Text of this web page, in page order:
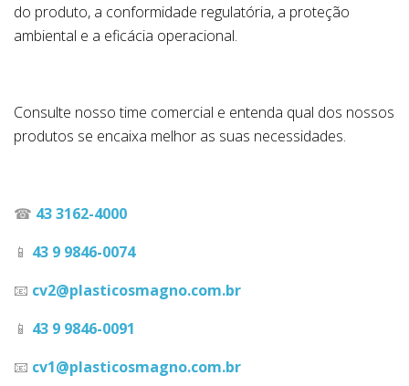
do produto, a conformidade regulatória, a proteção
ambiental e a eficácia operacional.
Consulte nosso time comercial e entenda qual dos nossos
produtos se encaixa melhor as suas necessidades.
☎ 43 3162-4000
📱 43 9 9846-0074
📧 cv2@plasticosmagno.com.br
📱 43 9 9846-0091
📧 cv1@plasticosmagno.com.br